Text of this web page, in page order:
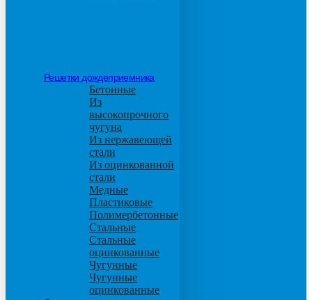
Решетки дождеприемника
Бетонные
Из
высокопрочного
чугуна
Из нержавеющей
стали
Из оцинкованной
стали
Медные
Пластиковые
Полимербетонные
Стальные
Стальные
оцинкованные
Чугунные
Чугунные
оцинкованные